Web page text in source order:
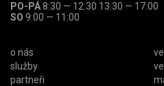
PO-PÁ8:30 — 12:30 13:30 — 17:00
SO 9:00 — 11:00
o nás
služby
partneři